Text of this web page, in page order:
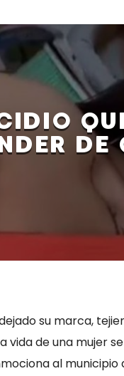
DE
su marca,
vida de una mujer
al municipio